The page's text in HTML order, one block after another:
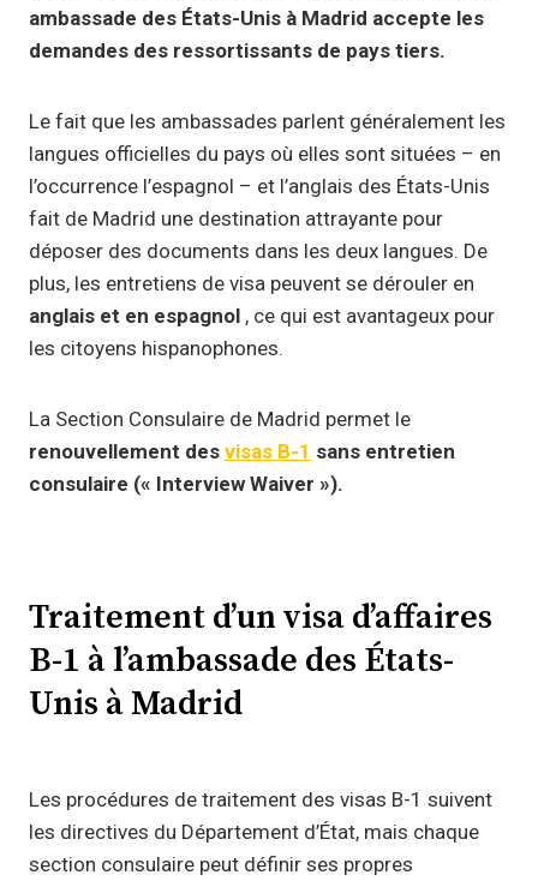
ambassade des États-Unis à Madrid accepte les
demandes des ressortissants de pays tiers.
Le fait que les ambassades parlent généralement les
langues officielles du pays où elles sont situées – en
l’occurrence l’espagnol – et l’anglais des États-Unis
fait de Madrid une destination attrayante pour
déposer des documents dans les deux langues. De
plus, les entretiens de visa peuvent se dérouler en
anglais et en espagnol , ce qui est avantageux pour
les citoyens hispanophones.
La Section Consulaire de Madrid permet le
renouvellement des visas B-1 sans entretien
consulaire (« Interview Waiver »).
Traitement d’un visa d’affaires
B-1 à l’ambassade des États-
Unis à Madrid
Les procédures de traitement des visas B-1 suivent
les directives du Département d’État, mais chaque
section consulaire peut définir ses propres